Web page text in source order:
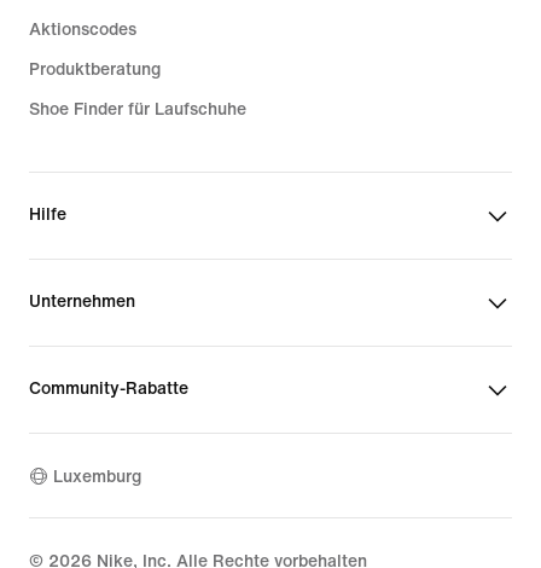
Aktionscodes
Produktberatung
Shoe Finder für Laufschuhe
Hilfe
Unternehmen
Community-Rabatte
Luxemburg
© 2026 Nike, Inc. Alle Rechte vorbehalten